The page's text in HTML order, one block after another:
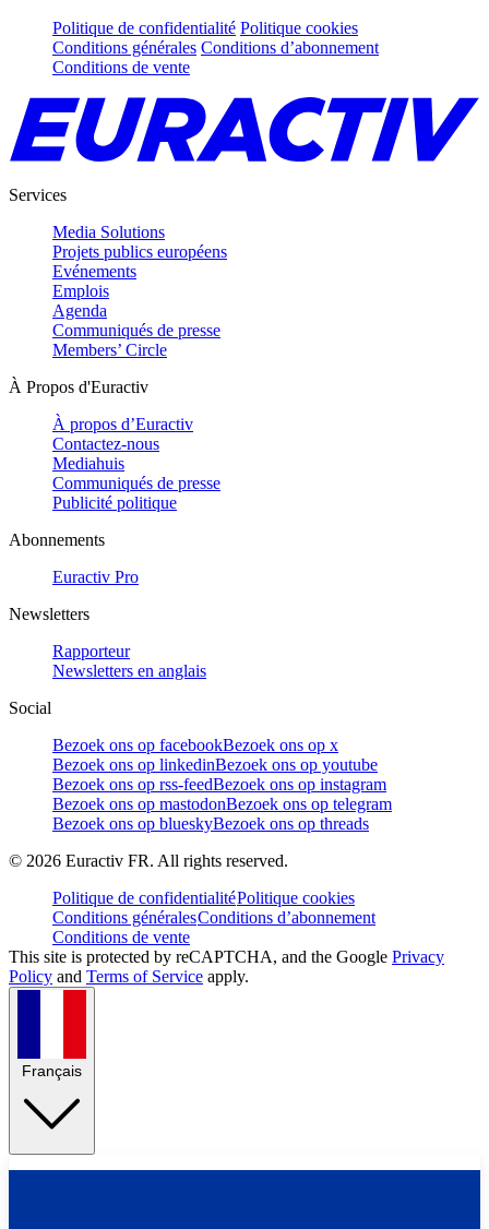
Politique de confidentialité Politique cookies
Conditions générales Conditions d’abonnement
Conditions de vente
Services
Media Solutions
Projets publics européens
Evénements
Emplois
Agenda
Communiqués de presse
Members’ Circle
À Propos d'Euractiv
À propos d’Euractiv
Contactez-nous
Mediahuis
Communiqués de presse
Publicité politique
Abonnements
Euractiv Pro
Newsletters
Rapporteur
Newsletters en anglais
Social
Bezoek ons op facebookBezoek ons op x
Bezoek ons op linkedinBezoek ons op youtube
Bezoek ons op rss-feedBezoek ons op instagram
Bezoek ons op mastodonBezoek ons op telegram
Bezoek ons op blueskyBezoek ons op threads
© 2026 Euractiv FR. All rights reserved.
Politique de confidentialitéPolitique cookies
Conditions généralesConditions d’abonnement
Conditions de vente
This site is protected by reCAPTCHA, and the Google Privacy
Policy and Terms of Service apply.
Français